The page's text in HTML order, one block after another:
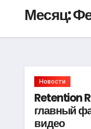
Месяц:
Новости
Retention
главный
видео